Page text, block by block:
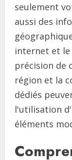
seulement
aussi des
internet et le
précision de
région et la
dédiés
l'utilisation
éléments